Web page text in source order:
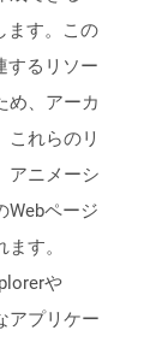
ます。この
するリソー
め、アーカ
これらのリ
アニメーシ
Webページ
す。
や
アプリケー